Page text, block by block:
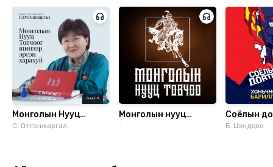
Монголын Нууц
Товчоог шинээр
С. Отгонжаргал
Монголын нууц
товчоо
-
Соёлын
Б. Цэнддоо